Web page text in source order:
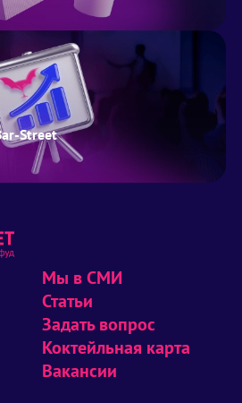
Street
Мы в СМИ
Статьи
Задать вопрос
Коктейльная карта
Вакансии